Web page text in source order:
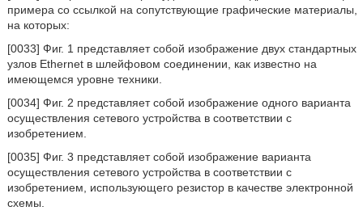
примера со ссылкой на сопутствующие графические материалы,
на которых:
[0033] Фиг. 1 представляет собой изображение двух стандартных
узлов Ethernet в шлейфовом соединении, как известно на
имеющемся уровне техники.
[0034] Фиг. 2 представляет собой изображение одного варианта
осуществления сетевого устройства в соответствии с
изобретением.
[0035] Фиг. 3 представляет собой изображение варианта
осуществления сетевого устройства в соответствии с
изобретением, использующего резистор в качестве электронной
схемы.